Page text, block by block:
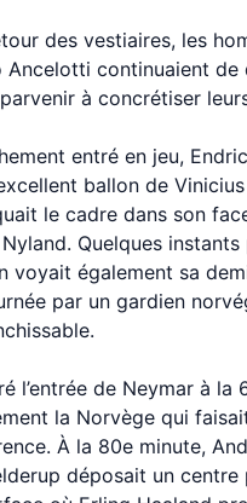
des vestiaires, les
Ancelotti continuaient de
à concrétiser
entré en jeu,
ballon de
le cadre dans son
Quelques
voyait également sa
par un gardien
l’entrée de Neymar à la
la Norvège qui
À la 80e minute,
déposait un